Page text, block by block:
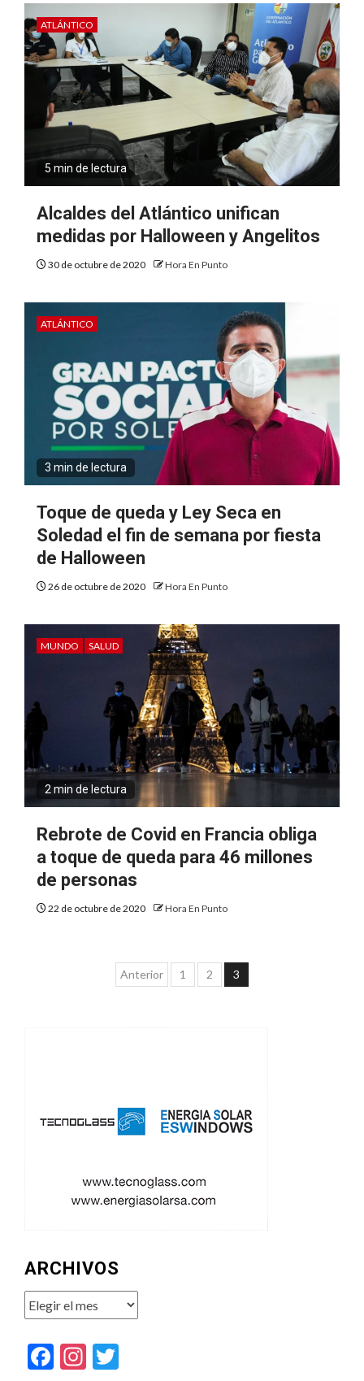
ATLÁNTICO
5 min de lectura
Alcaldes del Atlántico unifican
medidas por Halloween y Angelitos
30 de octubre de 2020 Hora En Punto
ATLÁNTICO
3 min de lectura
Toque de queda y Ley Seca en
Soledad el fin de semana por fiesta
de Halloween
26 de octubre de 2020 Hora En Punto
MUNDO SALUD
2 min de lectura
Rebrote de Covid en Francia obliga
a toque de queda para 46 millones
de personas
22 de octubre de 2020 Hora En Punto
Paginación
Anterior 1 2 3
ARCHIVOS
Archivos
Facebook
Instagram